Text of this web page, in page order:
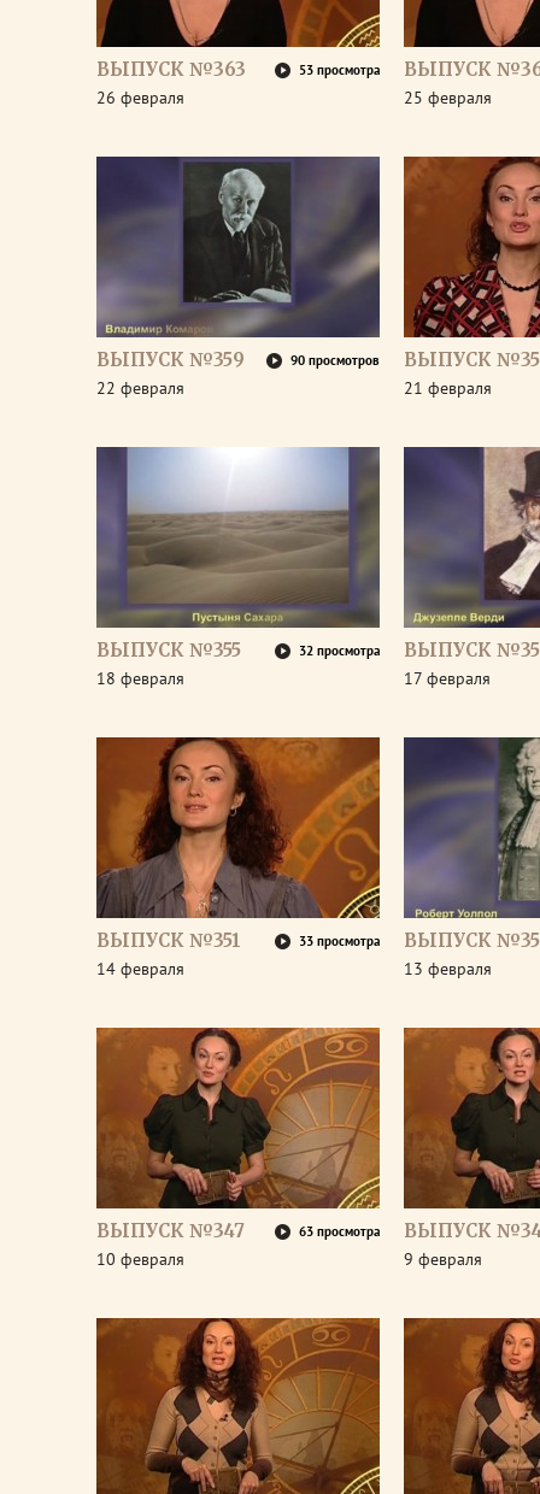
ВЫПУСК №363 53 просмотра
26 февраля
ВЫПУСК
25 февраля
ВЫПУСК №359 90 просмотров
22 февраля
ВЫПУСК
21 февраля
ВЫПУСК №355 32 просмотра
18 февраля
ВЫПУСК
17 февраля
ВЫПУСК №351 33 просмотра
14 февраля
ВЫПУСК
13 февраля
ВЫПУСК №347 63 просмотра
10 февраля
ВЫПУСК
9 февраля